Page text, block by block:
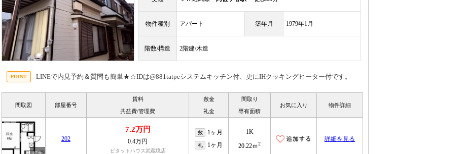
物件種別 アパート 築年月 1979年1月
階数/構造 2階建/木造
LINEで内見予約＆質問も簡単★☆IDは@881tatpeシステムキッチン付、更にIHクッキングヒーター付です。
間取図 部屋番号
賃料
共益費/管理費
敷金
礼金
間取り
専有面積
お気に入り 物件詳細
202
7.2万円
0.4万円
ピタットハウス武蔵境店
敷 1ヶ月
礼 1ヶ月
1K
20.22ｍ2
詳細を見る